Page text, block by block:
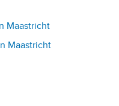
Maastricht
Maastricht